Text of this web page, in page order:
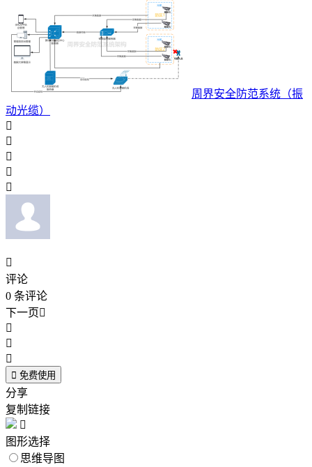
周界安全防范系统（振
动光缆）






评论
0 条评论
下一页



 免费使用
分享
复制链接

图形选择
思维导图